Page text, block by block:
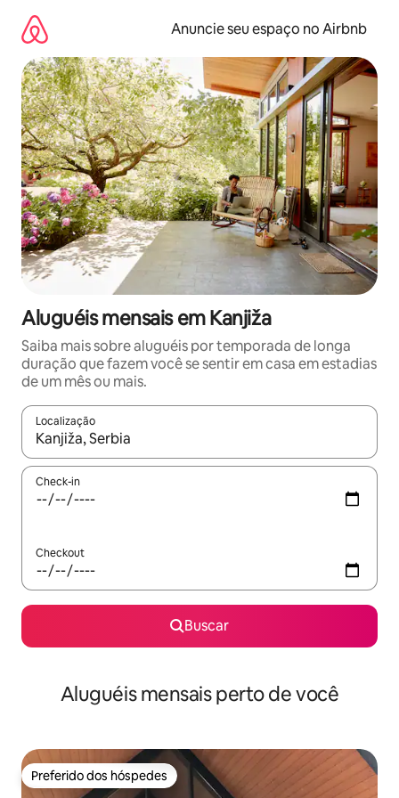
para
conteúdo
Anuncie seu espaço no Airbnb
Aluguéis mensais em Kanjiža
Saiba mais sobre aluguéis por temporada de longa
duração que fazem você se sentir em casa em estadias
de um mês ou mais.
Localização
Quando os resultados estiverem disponíveis, explore-os
Check-in
Checkout
Buscar
Aluguéis mensais perto de você
Preferido dos hóspedes
Preferido dos hóspedes